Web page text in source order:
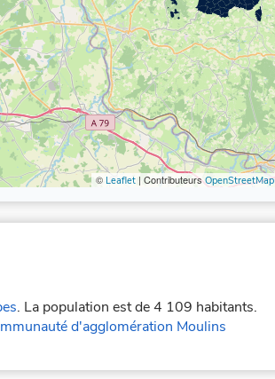
© Leaflet | ContributeursOpenStreetMap
. La population est de 4 109 habitants.
d'agglomération Moulins